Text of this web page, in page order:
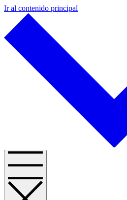
Ir al contenido principal